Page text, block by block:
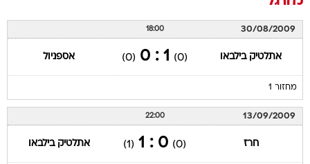
30/08/2009
18:00
אתלטיק בילבאו (0)
1 : 0
(0) אספניול
מחזור 1
13/09/2009
22:00
חרז (0)
0 : 1
(1) אתלטיק בילבאו